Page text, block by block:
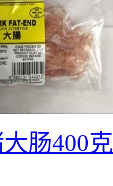
肠400克